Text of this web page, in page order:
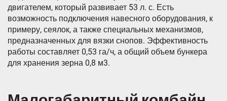
двигателем, который развивает 53 л. с. Есть
возможность подключения навесного оборудования, к
примеру, сеялок, а также специальных механизмов,
предназначенных для вязки снопов. Эффективность
работы составляет 0,53 га/ч, а общий объем бункера
для хранения зерна 0,8 м3.